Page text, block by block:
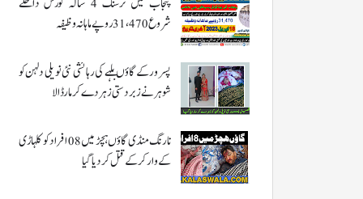
شروع 31،470 روپے ماہانہ وظیفہ
پسرور کے گاؤں بلہے کی رہائشی نئی نویلی دلہن کو
شوہر نے زبردستی زہر دے کر مار ڈالا
نارنگ منڈی گاؤں ہچڑ میں 08 افراد کو کلہاڑی
کے وار کر کے قتل کر دیا گیا